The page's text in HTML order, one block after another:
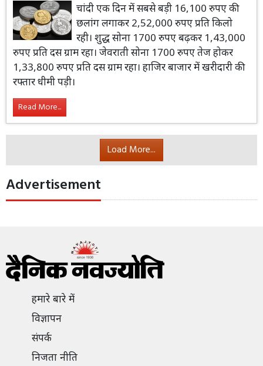
चांदी एक दिन में सबसे बड़ी 16,100 रुपए की
छलांग लगाकर 2,52,000 रुपए प्रति किलो
रही। शुद्ध सोना 1700 रुपए बढ़कर 1,43,000
रुपए प्रति दस ग्राम रहा। जेवराती सोना 1700 रुपए तेज होकर
1,33,800 रुपए प्रति दस ग्राम रहा। हाजिर बाजार में खरीदारी की
रफ्तार धीमी पड़ी।
Read More...
Load More...
Advertisement
हमारे बारे में
विज्ञापन
संपर्क
निजता नीति